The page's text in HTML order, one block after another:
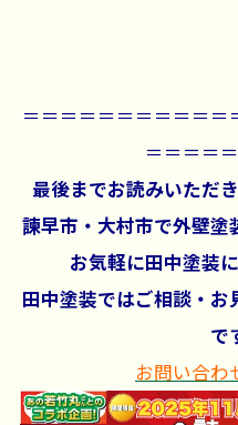
＝＝＝＝＝＝＝＝＝＝
＝＝＝＝
最後までお読みいただ
諫早市・大村市で外壁
お気軽に田中塗装
田中塗装ではご相談・
で
お問い合わ